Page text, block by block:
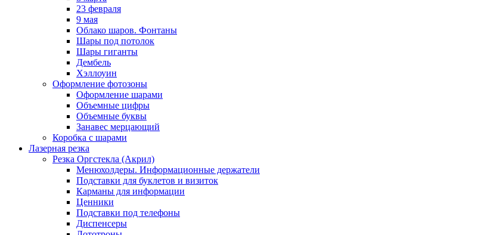
23 февраля
9 мая
Облако шаров. Фонтаны
Шары под потолок
Шары гиганты
Дембель
Хэллоуин
Оформление фотозоны
Оформление шарами
Объемные цифры
Объемные буквы
Занавес мерцающий
Коробка с шарами
Лазерная резка
Резка Оргстекла (Акрил)
Менюхолдеры. Информационные держатели
Подставки для буклетов и визиток
Карманы для информации
Ценники
Подставки под телефоны
Диспенсеры